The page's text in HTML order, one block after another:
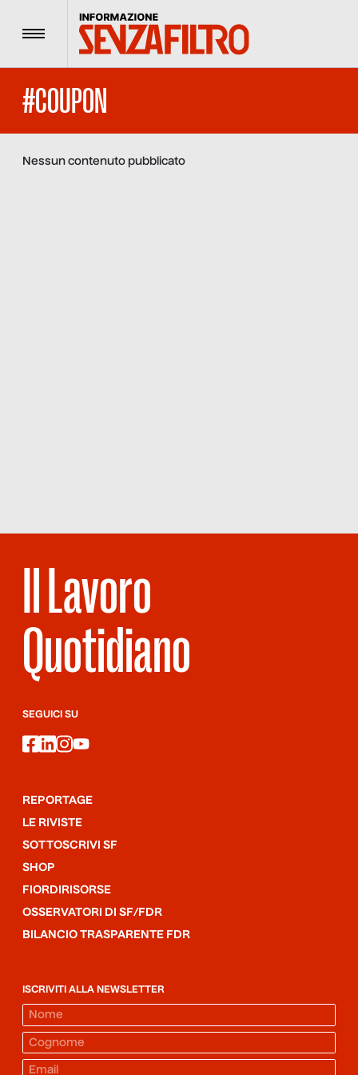
Menu
#COUPON
Nessun contenuto pubblicato
Il Lavoro
Quotidiano
SEGUICI SU
facebook
linkedin
instagram
youtube
REPORTAGE
LE RIVISTE
SOTTOSCRIVI SF
SHOP
FIORDIRISORSE
OSSERVATORI DI SF/FDR
BILANCIO TRASPARENTE FDR
ISCRIVITI ALLA NEWSLETTER